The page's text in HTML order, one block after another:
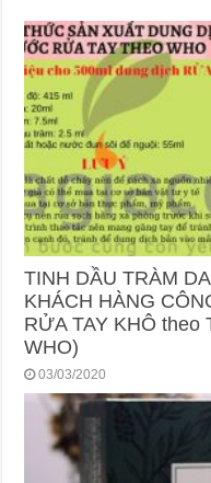
TINH DẦU TRÀM
KHÁCH HÀNG
RỬA TAY KHÔ theo
WHO)
03/03/2020